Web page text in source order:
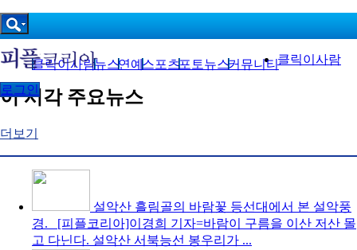
로그인
클릭이사람뉴스연예스포츠포토뉴스커뮤니티클릭이사람
이 시각 주요뉴스
더보기
설악산 흘림골의 바람꽃 등선대에서 본 설악풍
경. [피플코리아]이경희 기자=바람이 구름을 이산 저산 몰
고 다닌다. 설악산 서북능선 봉우리가 ...